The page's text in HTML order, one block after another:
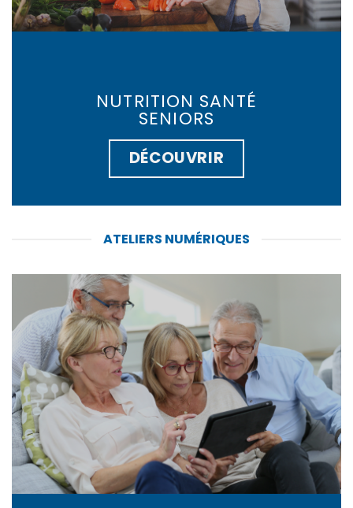
NUTRITION SANTÉ
SENIORS
DÉCOUVRIR
ATELIERS NUMÉRIQUES